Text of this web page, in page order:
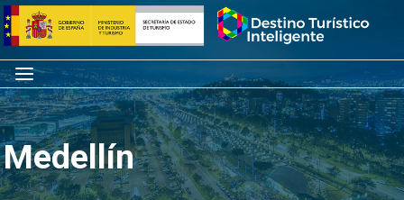
Saltar
al
contenido
Inicio
Menú
Medellín